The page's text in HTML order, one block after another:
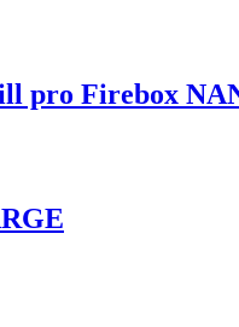
pro Firebox